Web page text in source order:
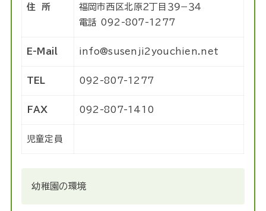
住 所
福岡市西区北原２丁目３９−３４
電話 092-807-1277
E-Mail info@susenji2youchien.net
TEL 092-807-1277
FAX 092-807-1410
児童定員
幼稚園の環境